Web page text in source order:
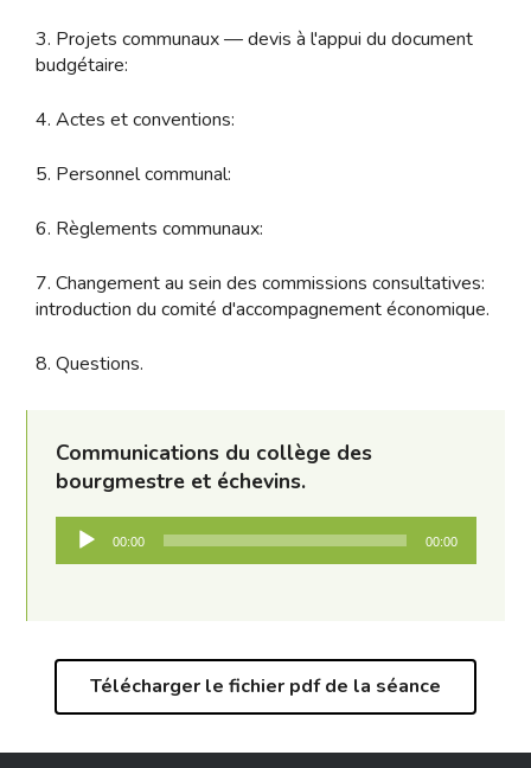
3. Projets communaux — devis à l'appui du document
budgétaire:
4. Actes et conventions:
5. Personnel communal:
6. Règlements communaux:
7. Changement au sein des commissions consultatives:
introduction du comité d'accompagnement économique.
8. Questions.
Communications du collège des
bourgmestre et échevins.
Lecteur
audio
00:00 00:00
Télécharger le fichier pdf de la séance